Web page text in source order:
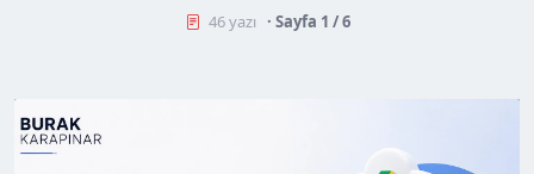
46 yazı · Sayfa 1 / 6